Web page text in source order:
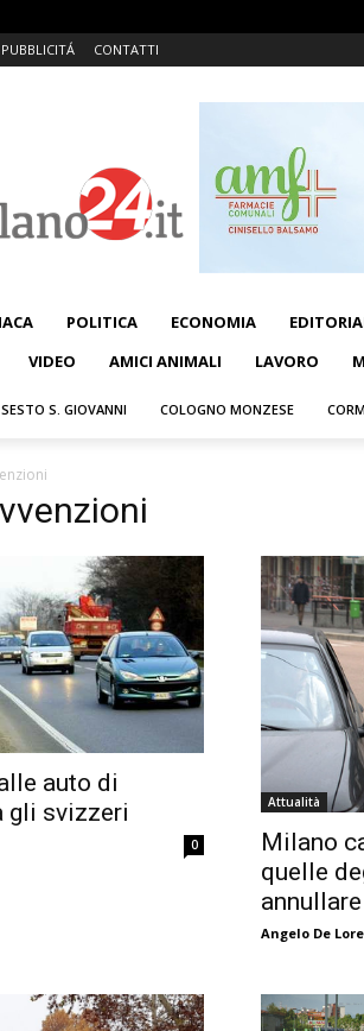
PUBBLICITÁ CONTATTI
POLITICA ECONOMIA
VIDEO AMICI ANIMALI LAVORO
SESTO S. GIOVANNI COLOGNO MONZESE
auto di
gli svizzeri
0
Attualità
Milano
quelle
annullare
Angelo De